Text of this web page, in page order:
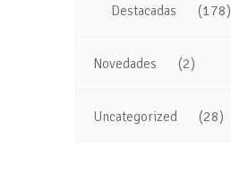
Destacadas (178)
Novedades (2)
Uncategorized (28)